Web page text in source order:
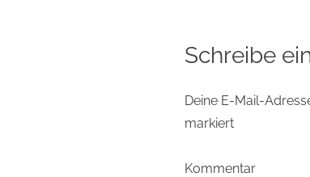
Schreibe
Deine E-Mail-
markiert
Kommentar